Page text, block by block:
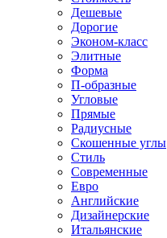
Дешевые
Дорогие
Эконом-класс
Элитные
Форма
П-образные
Угловые
Прямые
Радиусные
Скошенные углы
Стиль
Современные
Евро
Английские
Дизайнерские
Итальянские